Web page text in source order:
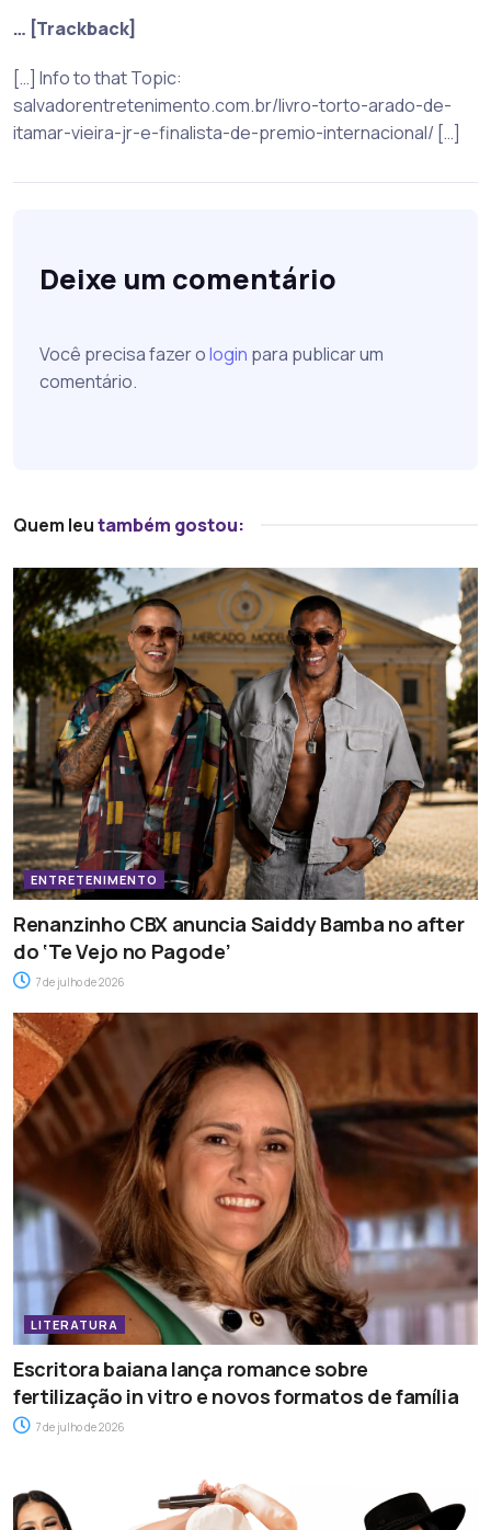
… [Trackback]
[…] Info to that Topic:
salvadorentretenimento.com.br/livro-torto-arado-de-
itamar-vieira-jr-e-finalista-de-premio-internacional/ […]
Deixe um comentário
Você precisa fazer ologin para publicar um
comentário.
Quem leutambém gostou:
ENTRETENIMENTO
Renanzinho CBX anuncia Saiddy Bamba no after
do ‘Te Vejo no Pagode’
7 de julho de 2026
LITERATURA
Escritora baiana lança romance sobre
fertilização in vitro e novos formatos de família
7 de julho de 2026